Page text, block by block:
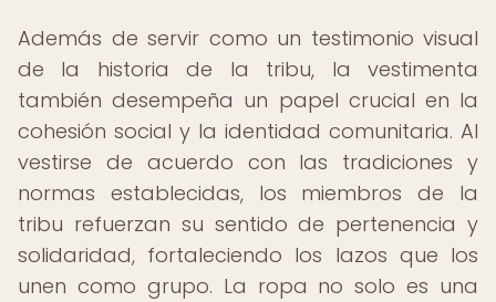
Además de servir como un testimonio visual
de la historia de la tribu, la vestimenta
también desempeña un papel crucial en la
cohesión social y la identidad comunitaria. Al
vestirse de acuerdo con las tradiciones y
normas establecidas, los miembros de la
tribu refuerzan su sentido de pertenencia y
solidaridad, fortaleciendo los lazos que los
unen como grupo. La ropa no solo es una